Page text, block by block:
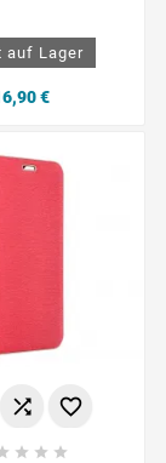
auf Lager
€
 
  